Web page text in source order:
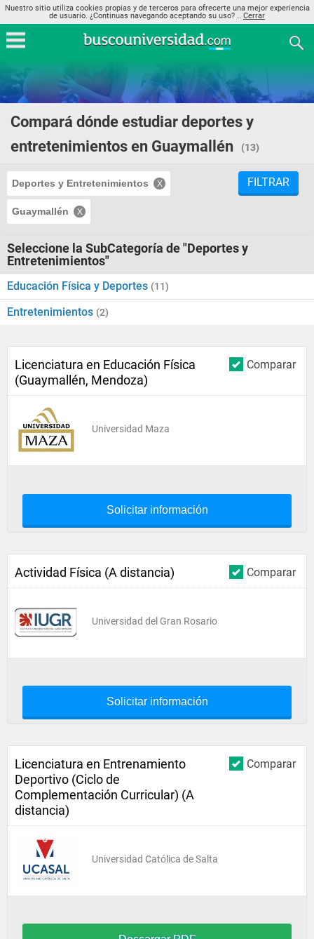
Nuestro sitio utiliza cookies propias y de terceros para ofrecerte una mejor experiencia
de usuario. ¿Continuas navegando aceptando su uso? .. Cerrar
Compará dónde estudiar deportes y
entretenimientos en Guaymallén
(13)
Deportes y Entretenimientos
Guaymallén
FILTRAR
Seleccione la SubCategoría de "Deportes y
Entretenimientos"
Educación Física y Deportes (11)
Entretenimientos (2)
Comparar
Licenciatura en Educación Física
(Guaymallén, Mendoza)
Universidad Maza
Solicitar información
Comparar
Actividad Física (A distancia)
Universidad del Gran Rosario
Solicitar información
Comparar
Licenciatura en Entrenamiento
Deportivo (Ciclo de
Complementación Curricular) (A
distancia)
Universidad Católica de Salta